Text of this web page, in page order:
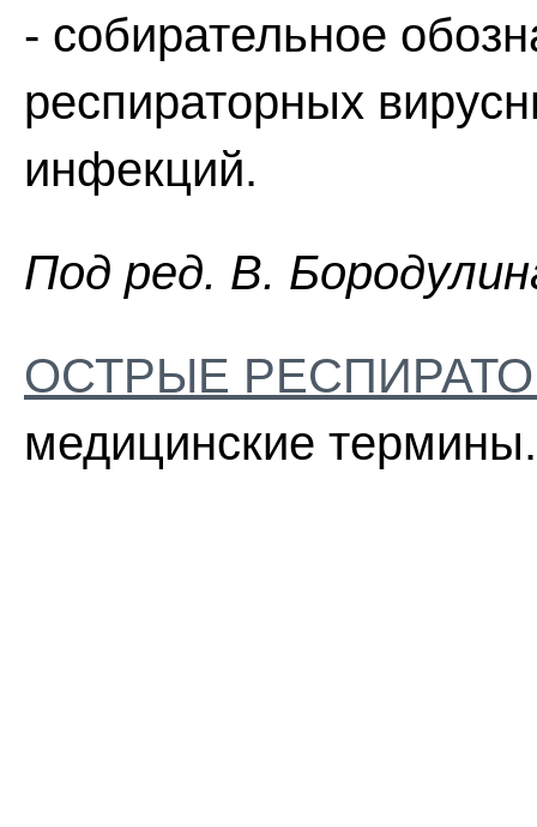
- собирательное
респираторных
инфекций.
Пoд peд. B.
ОСТРЫЕ
медицинские